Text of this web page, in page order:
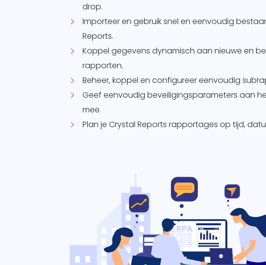
drop.
Importeer en gebruik snel en eenvoudig
Reports.
Koppel gegevens dynamisch aan nieuwe en
rapporten.
Beheer, koppel en configureer eenvoudig
Geef eenvoudig beveiligingsparameters aan
mee.
Plan je Crystal Reports rapportages op tijd,